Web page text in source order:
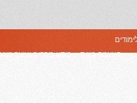
העצמה נשית – מסע מרהיב ועוצר